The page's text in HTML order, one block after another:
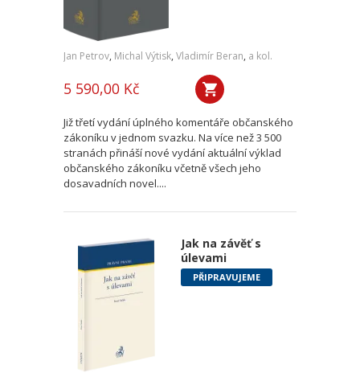
Jan Petrov, Michal Výtisk, Vladimír Beran, a kol.
5 590,00 Kč
Již třetí vydání úplného komentáře občanského
zákoníku v jednom svazku. Na více než 3 500
stranách přináší nové vydání aktuální výklad
občanského zákoníku včetně všech jeho
dosavadních novel....
Jak na závěť s
úlevami
PŘIPRAVUJEME